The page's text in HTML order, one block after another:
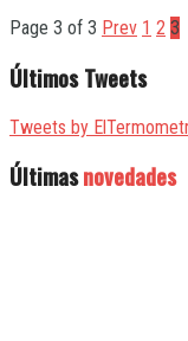
Page 3 of 3 Prev 1 2 3
Últimos Tweets
Tweets by
Últimasnovedades